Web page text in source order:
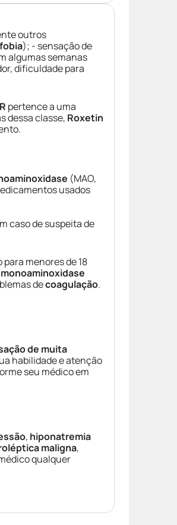
outros
); - sensação de
algumas semanas
dificuldade para
pertence a uma
dessa classe, Roxetin
(MAO,
usados
caso de suspeita de
menores de 18
decoagulação.
de muita
habilidade e atenção
seu médico em
, hiponatremia
maligna,
qualquer